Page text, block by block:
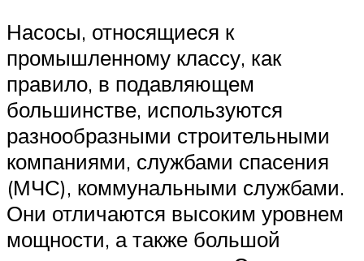
Насосы, относящиеся к
промышленному классу, как
правило, в подавляющем
большинстве, используются
разнообразными строительными
компаниями, службами спасения
(МЧС), коммунальными службами.
Они отличаются высоким уровнем
мощности, а также большой